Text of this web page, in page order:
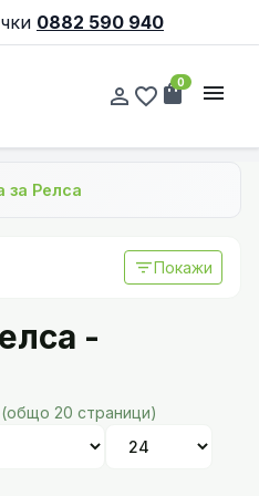
0882 590 940
person_outline favorite_border shopping_bag
0 menu
за Релса
filter_listПокажи
-
20 страници)